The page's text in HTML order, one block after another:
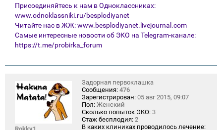
Присоединяйтесь к нам в Одноклассниках:
www.odnoklassniki.ru/besplodiyanet
Читайте нас в ЖЖ:www.besplodiyanet.livejournal.com
Самые интересные новости об ЭКО на Telegram-канале:
https://t.me/probirka_forum
Задорная первоклашка
Сообщения: 476
Зарегистрирован: 05 авг 2015, 09:07
Пол: Женский
Сколько попыток ЭКО: 3
Стаж бесплодия: 2
В каких клиниках проводилось лечение: